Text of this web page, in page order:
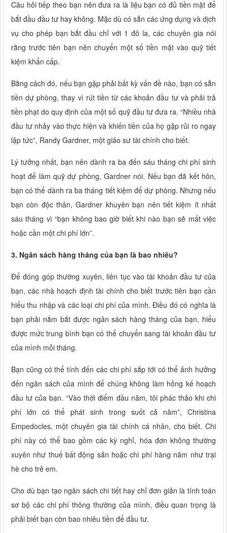
Câu hỏi tiếp theo bạn nên đưa ra là liệu bạn có đủ tiền mặt để
bắt đầu đầu tư hay không. Mặc dù có sẵn các ứng dụng và dịch
vụ cho phép bạn bắt đầu chỉ với 1 đô la, các chuyên gia nói
rằng trước tiên bạn nên chuyển một số tiền mặt vào quỹ tiết
kiệm khẩn cấp.
Bằng cách đó, nếu bạn gặp phải bất kỳ vấn đề nào, bạn có sẵn
tiền dự phòng, thay vì rút tiền từ các khoản đầu tư và phải trả
tiền phạt do quy định của một số quỹ đầu tư đưa ra. “Nhiều nhà
đầu tư nhảy vào thực hiện và khiến tiền của họ gặp rủi ro ngay
lập tức”, Randy Gardner, một giáo sư tài chính cho biết.
Lý tưởng nhất, bạn nên dành ra ba đến sáu tháng chi phí sinh
hoạt để làm quỹ dự phòng, Gardner nói. Nếu bạn đã kết hôn,
bạn có thể dành ra ba tháng tiết kiệm để dự phòng. Nhưng nếu
bạn còn độc thân, Gardner khuyên bạn nên tiết kiệm ít nhất
sáu tháng vì “bạn không bao giờ biết khi nào bạn sẽ mất việc
hoặc cần một chi phí lớn”.
3. Ngân sách hàng tháng của bạn là bao nhiêu?
Để đóng góp thường xuyên, liên tục vào tài khoản đầu tư của
bạn, các nhà hoạch định tài chính cho biết trước tiên bạn cần
hiểu thu nhập và các loại chi phí của mình. Điều đó có nghĩa là
bạn phải nắm bắt được ngân sách hàng tháng của bạn, hiểu
được mức trung bình bạn có thể chuyển sang tài khoản đầu tư
của mình mỗi tháng.
Bạn cũng có thể tính đến các chi phí sắp tới có thể ảnh hưởng
đến ngân sách của mình để chúng không làm hỏng kế hoạch
đầu tư của bạn. “Vào thời điểm đầu năm, tôi phác thảo khi chi
phí lớn có thể phát sinh trong suốt cả năm”, Christina
Empedocles, một chuyên gia tài chính cá nhân, cho biết. Chi
phí này có thể bao gồm các kỳ nghỉ, hóa đơn không thường
xuyên như thuế bất động sản hoặc chi phí hàng năm như trại
hè cho trẻ em.
Cho dù bạn tạo ngân sách chi tiết hay chỉ đơn giản là tính toán
sơ bộ các chi phí thông thường của mình, điều quan trọng là
phải biết bạn còn bao nhiêu tiền để đầu tư.